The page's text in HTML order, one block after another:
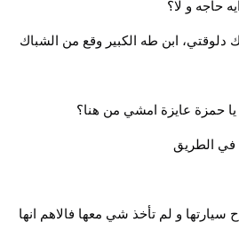
حاجه و لا؟
دلوقتي، ابن طه الكبير وقع من الشباك
يا حمزة عايزة امشي من هنا؟
في الطريق
و لم تأخذ شي معها فالاهم انها